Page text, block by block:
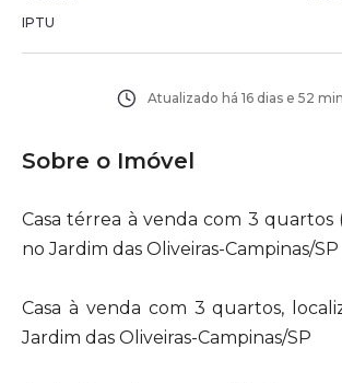
IPTU
Atualizado há 16 dias e 52
Sobre o Imóvel
Casa térrea à venda com 3 quartos
no Jardim das Oliveiras-Campinas/SP
Casa à venda com 3 quartos,
Jardim das Oliveiras-Campinas/SP